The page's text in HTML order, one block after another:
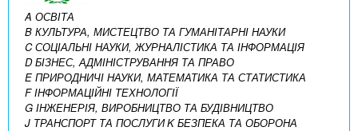
A ОСВІТА
B КУЛЬТУРА, МИСТЕЦТВО ТА ГУМАНІТАРНІ НАУКИ
C СОЦІАЛЬНІ НАУКИ, ЖУРНАЛІСТИКА ТА ІНФОРМАЦІЯ
D БІЗНЕС, АДМІНІСТРУВАННЯ ТА ПРАВО
E ПРИРОДНИЧІ НАУКИ, МАТЕМАТИКА ТА СТАТИСТИКА
F ІНФОРМАЦІЙНІ ТЕХНОЛОГІЇ
G ІНЖЕНЕРІЯ, ВИРОБНИЦТВО ТА БУДІВНИЦТВО
J ТРАНСПОРТ ТА ПОСЛУГИK БЕЗПЕКА ТА ОБОРОНА